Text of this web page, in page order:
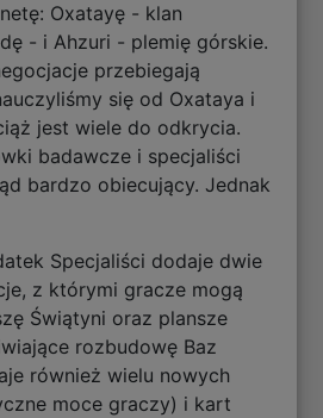
Oxatayę - klan
- i Ahzuri - plemię górskie.
przebiegają
się od Oxataya i
jest wiele do odkrycia.
badawcze i specjaliści
bardzo obiecujący. Jednak
Specjaliści dodaje dwie
z którymi gracze mogą
Świątyni oraz plansze
rozbudowę Baz
również wielu nowych
moce graczy) i kart